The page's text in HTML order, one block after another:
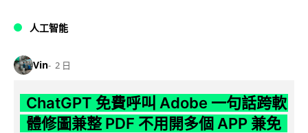
人工智能
Vin 2 日
ChatGPT 免費呼叫 Adobe 一句話跨軟
體修圖兼整 PDF 不用開多個 APP 兼免